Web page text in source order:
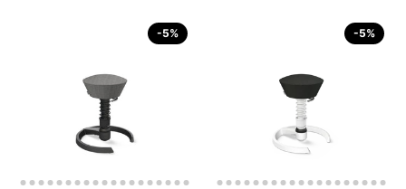
-5% -5%